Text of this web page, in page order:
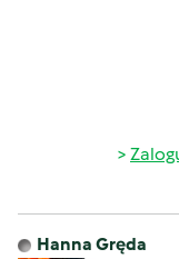
Hanna Gręda